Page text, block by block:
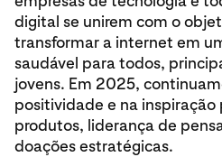
digital se unirem com o
transformar a internet em
saudável para todos,
jovens. Em 2025,
positividade e na inspiração
produtos, liderança de
doações estratégicas.